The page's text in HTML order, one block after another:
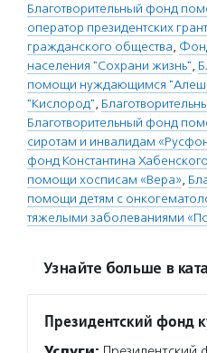
Благотворительный фонд
оператор президентских
гражданского общества,
населения "Сохрани жизнь",
помощи нуждающимся
"Кислород",
Благотворительный фонд
сиротам и инвалидам
фонд Константина Хабенского
помощи хосписам «Вера»,
помощи детям с
тяжелыми заболеваниями
Узнайте больше в
Президентский фонд